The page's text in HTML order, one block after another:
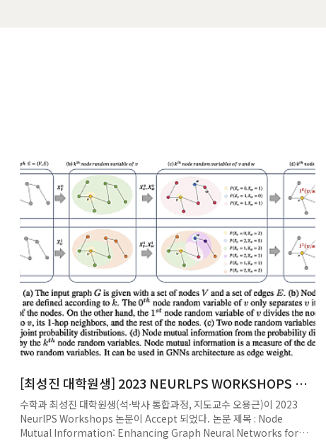
[최성진 대학원생] 2023 NEURLPS WORKSHOPS 논
문 ACCEPT
수학과 최성진 대학원생(석·박사 통합과정, 지도교수 오용근)이 2023
NeurlPS Workshops 논문이 Accept 되었다. 논문 제목 : Node
Mutual Information: Enhancing Graph Neural Networks for